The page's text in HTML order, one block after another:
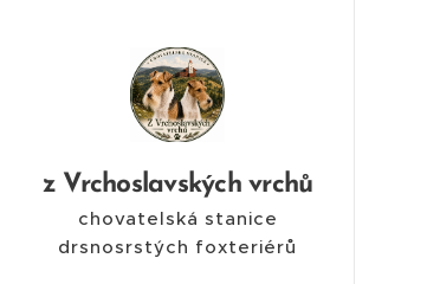
z Vrchoslavských vrchů
chovatelská stanice
drsnosrstých foxteriérů